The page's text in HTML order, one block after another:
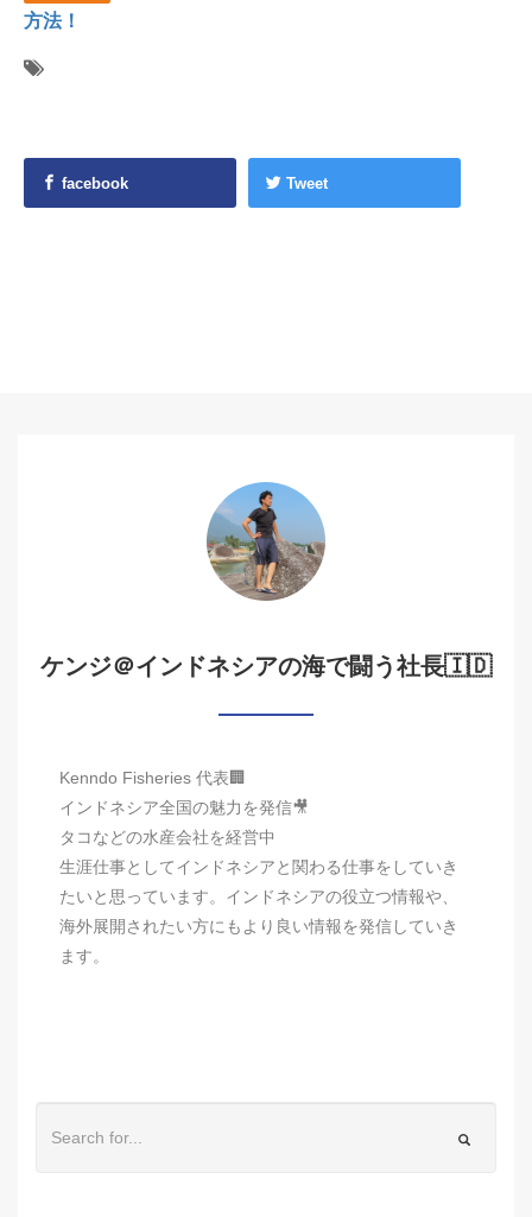
方法！
facebook Tweet
ケンジ＠インドネシアの海で闘う社長🇮🇩
Kenndo Fisheries 代表🏢
インドネシア全国の魅力を発信🎥
タコなどの水産会社を経営中
生涯仕事としてインドネシアと関わる仕事をしていき
たいと思っています。インドネシアの役立つ情報や、
海外展開されたい方にもより良い情報を発信していき
ます。